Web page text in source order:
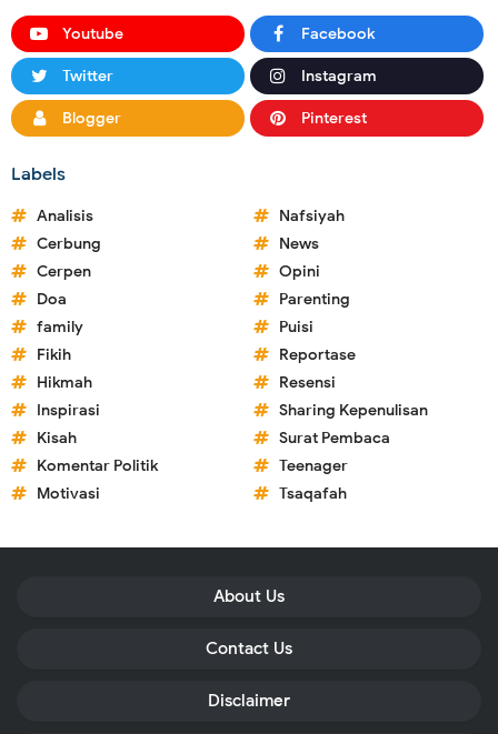
Youtube Facebook
Twitter Instagram
Blogger Pinterest
Labels
Analisis
Cerbung
Cerpen
Doa
family
Fikih
Hikmah
Inspirasi
Kisah
Komentar Politik
Motivasi
Nafsiyah
News
Opini
Parenting
Puisi
Reportase
Resensi
Sharing Kepenulisan
Surat Pembaca
Teenager
Tsaqafah
About Us
Contact Us
Disclaimer